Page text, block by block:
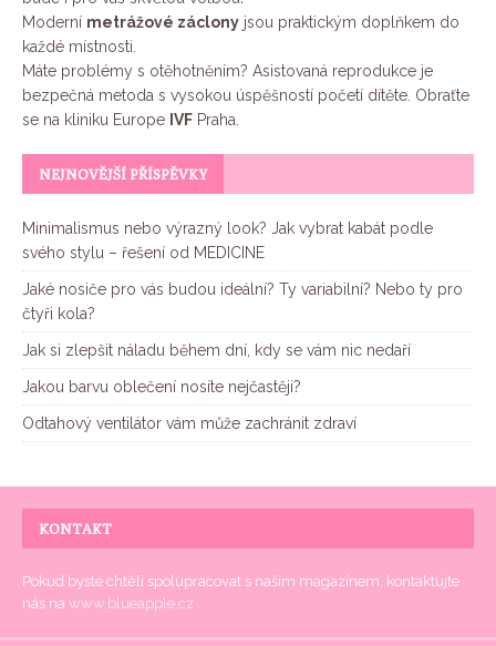
Moderní metrážové záclony jsou praktickým doplňkem do
každé místnosti.
Máte problémy s otěhotněním? Asistovaná reprodukce je
bezpečná metoda s vysokou úspěšností početí dítěte. Obraťte
se na kliniku Europe IVF Praha.
NEJNOVĚJŠÍ PŘÍSPĚVKY
Minimalismus nebo výrazný look? Jak vybrat kabát podle
svého stylu – řešení od MEDICINE
Jaké nosiče pro vás budou ideální? Ty variabilní? Nebo ty pro
čtyři kola?
Jak si zlepšit náladu během dní, kdy se vám nic nedaří
Jakou barvu oblečení nosíte nejčastěji?
Odtahový ventilátor vám může zachránit zdraví
KONTAKT
Pokud byste chtěli spolupracovat s našim magazínem, kontaktujte
nás na www.blueapple.cz